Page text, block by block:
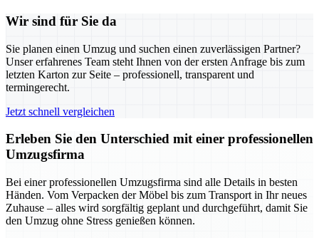
Wir sind für Sie da
Sie planen einen Umzug und suchen einen zuverlässigen Partner?
Unser erfahrenes Team steht Ihnen von der ersten Anfrage bis zum
letzten Karton zur Seite – professionell, transparent und
termingerecht.
Jetzt schnell vergleichen
Erleben Sie den Unterschied mit einer professionellen
Umzugsfirma
Bei einer professionellen Umzugsfirma sind alle Details in besten
Händen. Vom Verpacken der Möbel bis zum Transport in Ihr neues
Zuhause – alles wird sorgfältig geplant und durchgeführt, damit Sie
den Umzug ohne Stress genießen können.